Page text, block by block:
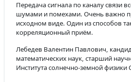
Передача сигнала по каналу связи
шумами и помехами. Очень важно
исходном виде. Один из способов
корреляционный приём.
Лебедев Валентин Павлович,
математических наук, старший
Института солнечно-земной физики